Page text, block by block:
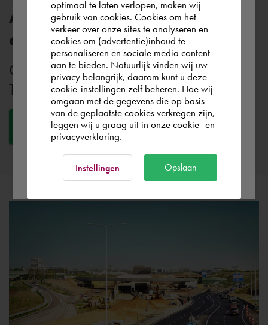
Alle unsere Themen
entdecken
Cadac bedient ein breites Spektrum an
Themen. Entdecken Sie alle.
Alle Themen
the world. Please confirm in which country
you wish to shop.
Deutschland
Rest of the world
optimaal te laten verlopen, maken wij
gebruik van cookies. Cookies om het
verkeer over onze sites te analyseren en
cookies om (advertentie)inhoud te
personaliseren en sociale media content
aan te bieden. Natuurlijk vinden wij uw
privacy belangrijk, daarom kunt u deze
cookie-instellingen zelf beheren. Hoe wij
omgaan met de gegevens die op basis
van de geplaatste cookies verkregen zijn,
leggen wij u graag uit in onze cookie- en
privacyverklaring.
Instellingen Opslaan